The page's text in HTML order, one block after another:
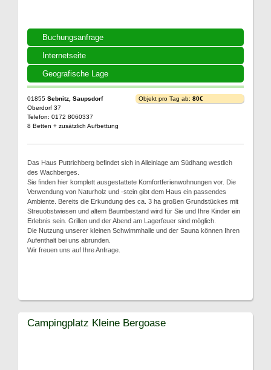
Buchungsanfrage
Internetseite
Geografische Lage
01855 Sebnitz, Saupsdorf
Oberdorf 37
Telefon: 0172 8060337
8 Betten + zusätzlich Aufbettung
Objekt pro Tag ab: 80€
Das Haus Puttrichberg befindet sich in Alleinlage am Südhang westlich
des Wachberges.
Sie finden hier komplett ausgestattete Komfortferienwohnungen vor. Die
Verwendung von Naturholz und -stein gibt dem Haus ein passendes
Ambiente. Bereits die Erkundung des ca. 3 ha großen Grundstückes mit
Streuobstwiesen und altem Baumbestand wird für Sie und Ihre Kinder ein
Erlebnis sein. Grillen und der Abend am Lagerfeuer sind möglich.
Die Nutzung unserer kleinen Schwimmhalle und der Sauna können Ihren
Aufenthalt bei uns abrunden.
Wir freuen uns auf Ihre Anfrage.
Campingplatz Kleine Bergoase